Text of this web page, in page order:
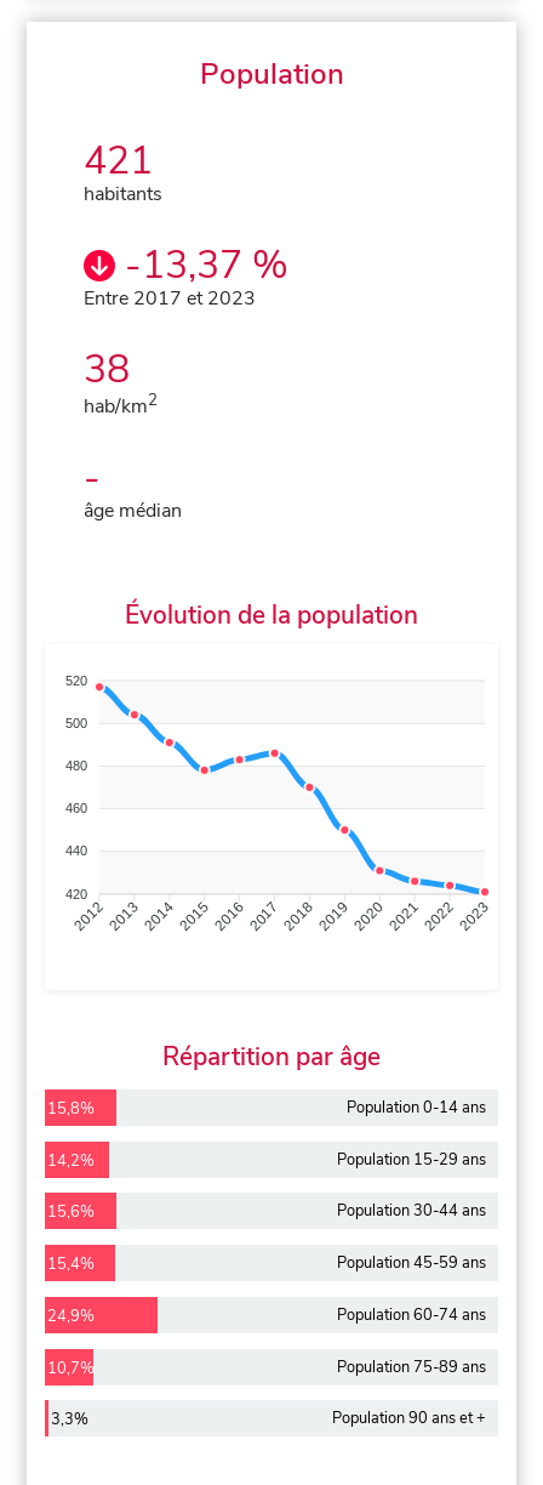
Population
421
habitants
-13,37 %
Entre 2017 et 2023
38
hab/km2
-
âge médian
Évolution de la population
520
500
480
460
440
420
201220132014201520162017 20182019 2020202120222023
Répartition par âge
15,8% Population 0-14 ans
14,2% Population 15-29 ans
15,6% Population 30-44 ans
15,4% Population 45-59 ans
24,9% Population 60-74 ans
10,7% Population 75-89 ans
3,3% Population 90 ans et +